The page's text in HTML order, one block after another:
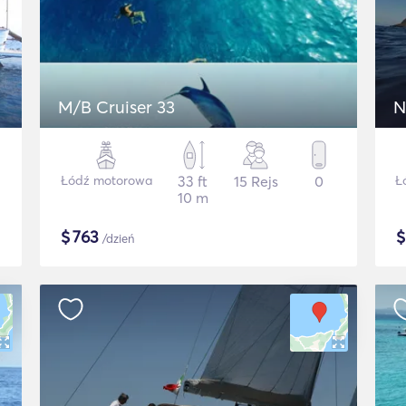
M/B Cruiser 33
Łódź motorowa
33 ft
10 m
15 Rejs 0
$763 /dzień